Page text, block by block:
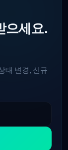
으세요.
태 변경, 신규